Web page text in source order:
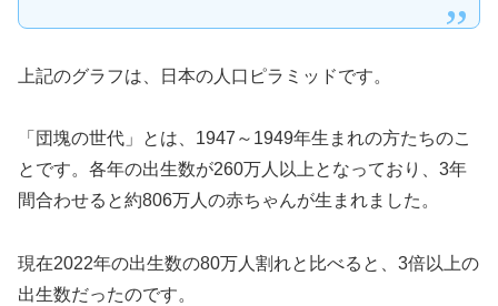
上記のグラフは、日本の人口ピラミッドです。
「団塊の世代」とは、1947～1949年生まれの方たちのこ
とです。各年の出生数が260万人以上となっており、3年
間合わせると約806万人の赤ちゃんが生まれました。
現在2022年の出生数の80万人割れと比べると、3倍以上の
出生数だったのです。